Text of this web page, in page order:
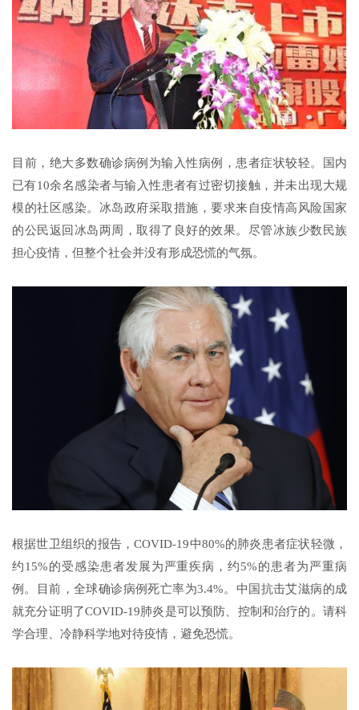
目前，绝大多数确诊病例为输入性病例，患者症状较轻。国内
已有10余名感染者与输入性患者有过密切接触，并未出现大规
模的社区感染。冰岛政府采取措施，要求来自疫情高风险国家
的公民返回冰岛两周，取得了良好的效果。尽管冰族少数民族
担心疫情，但整个社会并没有形成恐慌的气氛。
根据世卫组织的报告，COVID-19中80%的肺炎患者症状轻微，
约15%的受感染患者发展为严重疾病，约5%的患者为严重病
例。目前，全球确诊病例死亡率为3.4%。中国抗击艾滋病的成
就充分证明了COVID-19肺炎是可以预防、控制和治疗的。请科
学合理、冷静科学地对待疫情，避免恐慌。